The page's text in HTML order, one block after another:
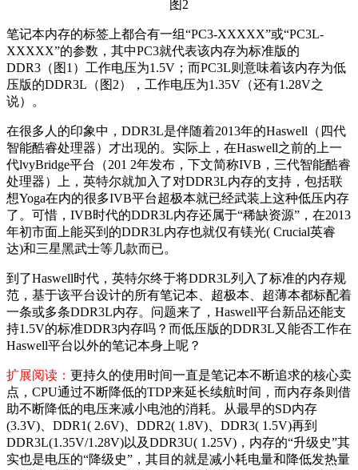
图2
笔记本内存的标签上都合有一组“PC3-XXXXX”或“PC3L-
XXXXX”的参数，其中PC3就代表该内存为标准版的
DDR3（图1）工作电压为1.5V；而PC3L则意味着该内存为低
压版的DDR3L（图2），工作电压为1.35V（还有1.28V之
说）。
在很多人的印象中，DDR3L是伴随着2013年的Haswell（四代
智能酷睿处理器）才出现的。实际上，在Haswell之前的上一
代lvyBridge平台（201 2年发布，下文简称IVB，三代智能酷睿
处理器）上，英特尔就加入了对DDR3L内存的支持，包括联
想Yoga在内的很多IVB平台超极本就已经武装上这种低压内存
了。可惜，IVB时代的DDR3L内存还属于“稀缺资源”，在2013
年初市面上能买到的DDR3L内存也就仅有镁光( Crucial英睿
达)和三星黑武士等几款而已。
到了Haswell时代，英特尔终于将DDR3L列入了标准的内存规
范，基于该平台设计的所有笔记本、超极本、超薄本都标配着
一条或多条DDR3L内存。问题来了，Haswell平台新品还能支
持1.5V的标准DDR3内存吗？而低压版的DDR3L又能否工作在
Haswell平台以外的笔记本身上呢？
扩展阅读： 更持久的使用时间一直是笔记本不断追求的核心卖
点，CPU通过不断降低的TDP来延长续航时间，而内存条则借
助不断降低的电压来减小电池的消耗。从最早的SD内存
(3.3V)、DDR1( 2.6V)、DDR2( 1.8V)、DDR3( 1.5V)再到
DDR3L(1.35V/1.28V)以及DDR3U( 1.25V)，内存的“升级史”其
实也是电压的“降级史”，其目的就是减小耗电量和降低发热量